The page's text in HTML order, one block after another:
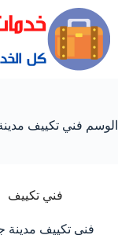
الوسم فني تكييف
فني تكييف